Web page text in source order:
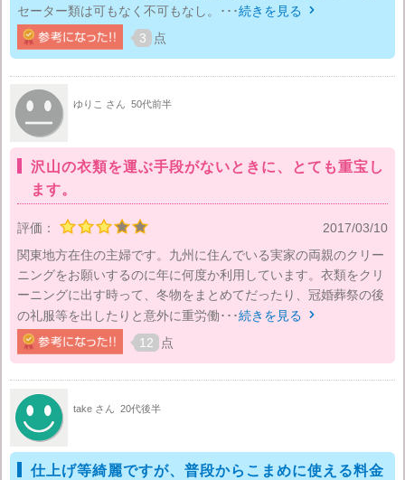
セーター類は可もなく不可もなし。･･･続きを見る 
3 点
ゆりこ さん 50代前半
沢山の衣類を運ぶ手段がないときに、とても重宝し
ます。
評価：
2017/03/10
関東地方在住の主婦です。九州に住んでいる実家の両親のクリー
ニングをお願いするのに年に何度か利用しています。衣類をクリ
ーニングに出す時って、冬物をまとめてだったり、冠婚葬祭の後
の礼服等を出したりと意外に重労働･･･続きを見る 
12 点
take さん 20代後半
仕上げ等綺麗ですが、普段からこまめに使える料金